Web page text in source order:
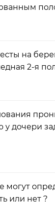
на
2-я
у дочери
могут
или нет ?